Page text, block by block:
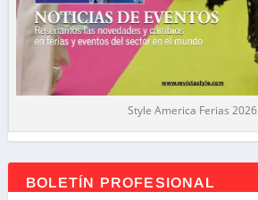
Style America Ferias 2026
BOLETÍN PROFESIONAL